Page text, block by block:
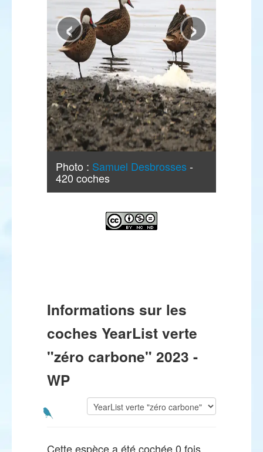
Photo : Samuel Desbrosses -
420 coches
‹ ›
Informations sur les
coches YearList verte
"zéro carbone" 2023 -
WP
Cette espèce a été cochée 0 fois.